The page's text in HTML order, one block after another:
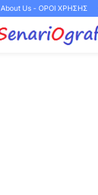
About Us - ΟΡΟΙ ΧΡΗΣΗΣ